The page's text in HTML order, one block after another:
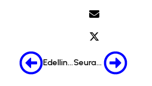
Edellinen Seuraava